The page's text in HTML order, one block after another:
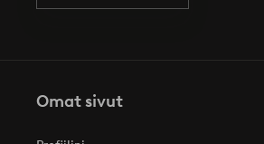
Omat sivut